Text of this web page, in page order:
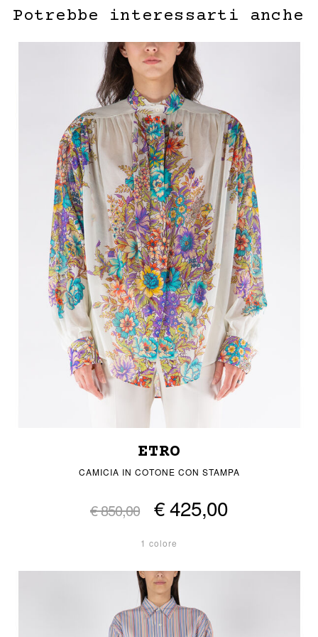
Potrebbe interessarti anche
ETRO
CAMICIA IN COTONE CON STAMPA
€ 850,00 € 425,00
1 colore